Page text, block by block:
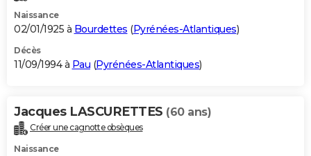
Naissance
02/01/1925 à Bourdettes (Pyrénées-Atlantiques)
Décès
11/09/1994 à Pau (Pyrénées-Atlantiques)
Jacques LASCURETTES (60 ans)
Créer une cagnotte obsèques
Naissance